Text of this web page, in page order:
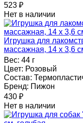
523 ₽
Нет в наличии
Игрушка для
массажная, 14 х 3,6
Вес: 44 г
Цвет: Розовый
Состав:
Бренд: Пижон
430 ₽
Нет в наличии